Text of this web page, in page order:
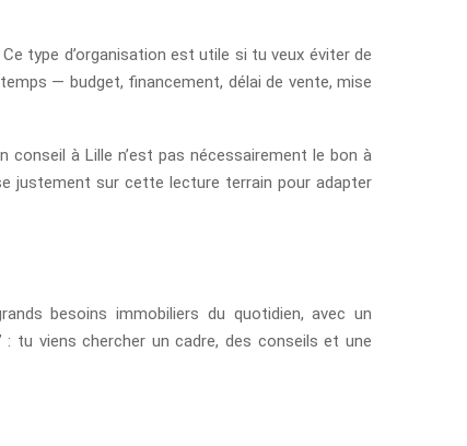
type d’organisation est utile si tu veux éviter de
— budget, financement, délai de vente, mise
à Lille n’est pas nécessairement le bon à
justement sur cette lecture terrain pour adapter
besoins immobiliers du quotidien, avec un
: tu viens chercher un cadre, des conseils et une